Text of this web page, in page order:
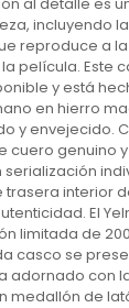
incluyendo
reproduce a
película. Este
y está
en hierro
y envejecido.
cuero genuino
interior
El
limitada de
casco se
adornado con
medallón de